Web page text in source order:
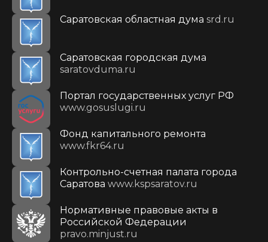
Саратовская областная дума srd.ru
Саратовская городская дума
saratovduma.ru
Портал государственных услуг РФ
www.gosuslugi.ru
Фонд капитального ремонта
www.fkr64.ru
Контрольно-счетная палата города
Саратова www.kspsaratov.ru
Нормативные правовые акты в
Российской Федерации
pravo.minjust.ru